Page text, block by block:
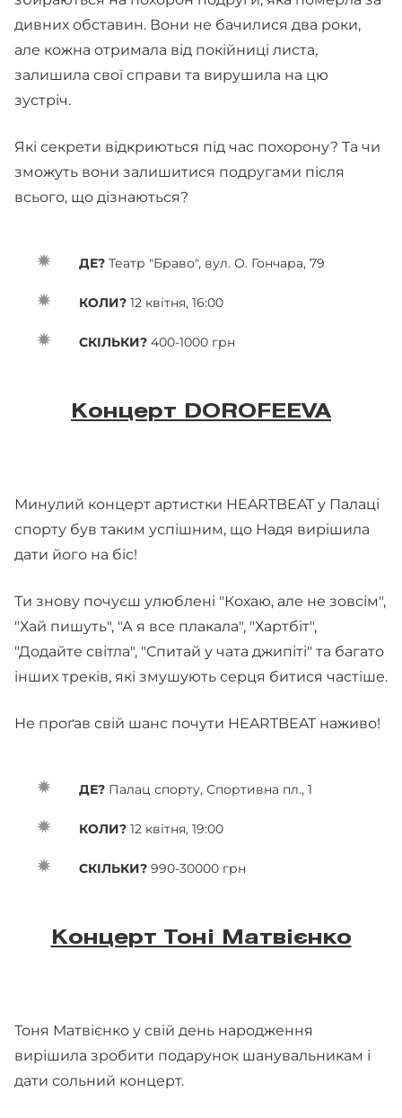
дивних обставин. Вони не бачилися два роки,
але кожна отримала від покійниці листа,
залишила свої справи та вирушила на цю
зустріч.
Які секрети відкриються під час похорону? Та чи
зможуть вони залишитися подругами після
всього, що дізнаються?
ДЕ? Театр "Браво", вул. О. Гончара, 79
КОЛИ? 12 квітня, 16:00
СКІЛЬКИ? 400-1000 грн
Концерт DOROFEEVA
Минулий концерт артистки HEARTBEAT у Палаці
спорту був таким успішним, що Надя вирішила
дати його на біс!
Ти знову почуєш улюблені "Кохаю, але не зовсім",
"Хай пишуть", "А я все плакала", "Хартбіт",
"Додайте світла", "Спитай у чата джипіті" та багато
інших треків, які змушують серця битися частіше.
Не проґав свій шанс почути HEARTBEAT наживо!
ДЕ? Палац спорту, Спортивна пл., 1
КОЛИ? 12 квітня, 19:00
СКІЛЬКИ? 990-30000 грн
Концерт Тоні Матвієнко
Тоня Матвієнко у свій день народження
вирішила зробити подарунок шанувальникам і
дати сольний концерт.